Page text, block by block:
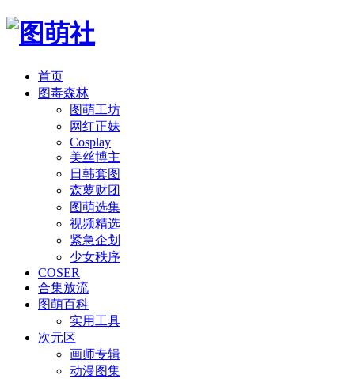
首页
图毒森林
图萌工坊
网红正妹
Cosplay
美丝博主
日韩套图
森萝财团
图萌选集
视频精选
紧急企划
少女秩序
COSER
合集放流
图萌百科
实用工具
次元区
画师专辑
动漫图集